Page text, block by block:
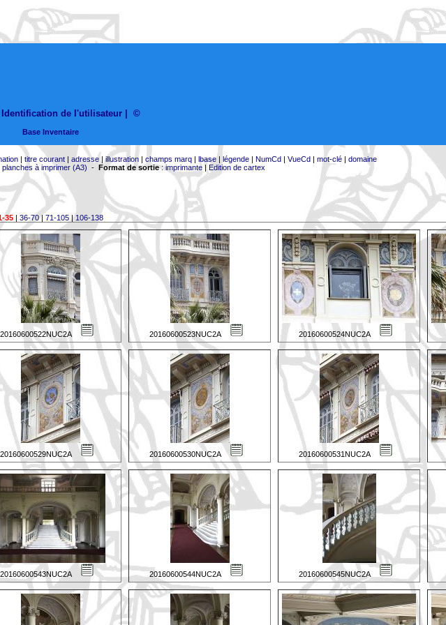
Identification de l'utilisateur ©
Base Inventaire
| titre courant| adresse|illustration| champs marq| lbase| légende| NumCd| VueCd| mot-clé| domaine
planches à imprimer (A3) - Format de sortie:imprimante| Edition de cartex
35| 36-70| 71-105|106-138
20160600522NUC2A 20160600523NUC2A 20160600524NUC2A
20160600529NUC2A 20160600530NUC2A 20160600531NUC2A
20160600543NUC2A 20160600544NUC2A 20160600545NUC2A